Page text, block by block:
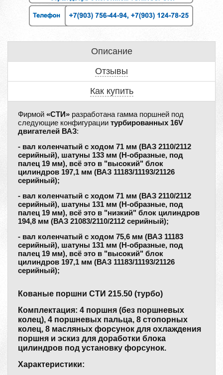
Описание
Отзывы
Как купить
Фирмой «СТИ» разработана гамма поршней под
следующие конфигурации турбированных 16V
двигателей ВАЗ:
- вал коленчатый с ходом 71 мм (ВАЗ 2110/2112
серийный), шатуны 133 мм (H-образные, под
палец 19 мм), всё это в "высокий" блок
цилиндров 197,1 мм (ВАЗ 11183/11193/21126
серийный);
- вал коленчатый с ходом 71 мм (ВАЗ 2110/2112
серийный), шатуны 131 мм (H-образные, под
палец 19 мм), всё это в "низкий" блок цилиндров
194,8 мм (ВАЗ 21083/2110/2112 серийный);
- вал коленчатый с ходом 75,6 мм (ВАЗ 11183
серийный), шатуны 131 мм (H-образные, под
палец 19 мм), всё это в "высокий" блок
цилиндров 197,1 мм (ВАЗ 11183/11193/21126
серийный);
Кованые поршни СТИ 215.50 (турбо)
Комплектация: 4 поршня (без поршневых
колец), 4 поршневых пальца, 8 стопорных
колец, 8 масляных форсунок для охлаждения
поршня и эскиз для доработки блока
цилиндров под установку форсунок.
Характеристики: